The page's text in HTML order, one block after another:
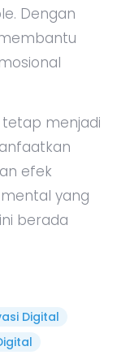
Dengan
tetap menjadi
efek
yang
berada
Digital